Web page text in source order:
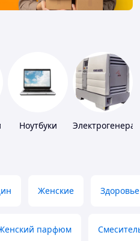
Ноутбуки
Женские Здоровье
парфюм